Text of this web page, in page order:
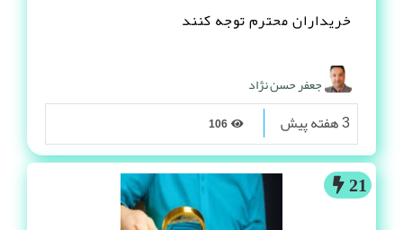
خریداران محترم توجه کنند
جعفر حسن نژاد
3 هفته پیش
21